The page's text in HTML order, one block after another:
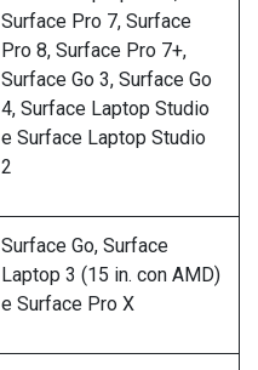
Surface Pro 7, Surface
Pro 8, Surface Pro 7+,
Surface Go 3, Surface Go
4, Surface Laptop Studio
e Surface Laptop Studio
2
Surface Go, Surface
Laptop 3 (15 in. con AMD)
e Surface Pro X